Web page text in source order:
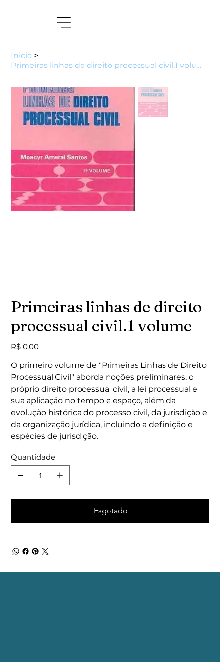
Inicio >
Primeiras linhas de direito processual civil.1 volume
Primeiras linhas de direito
processual civil.1 volume
Preço
R$ 0,00
O primeiro volume de "Primeiras Linhas de Direito
Processual Civil" aborda noções preliminares, o
próprio direito processual civil, a lei processual e
sua aplicação no tempo e espaço, além da
evolução histórica do processo civil, da jurisdição e
da organização jurídica, incluindo a definição e
espécies de jurisdição.
Quantidade
Esgotado